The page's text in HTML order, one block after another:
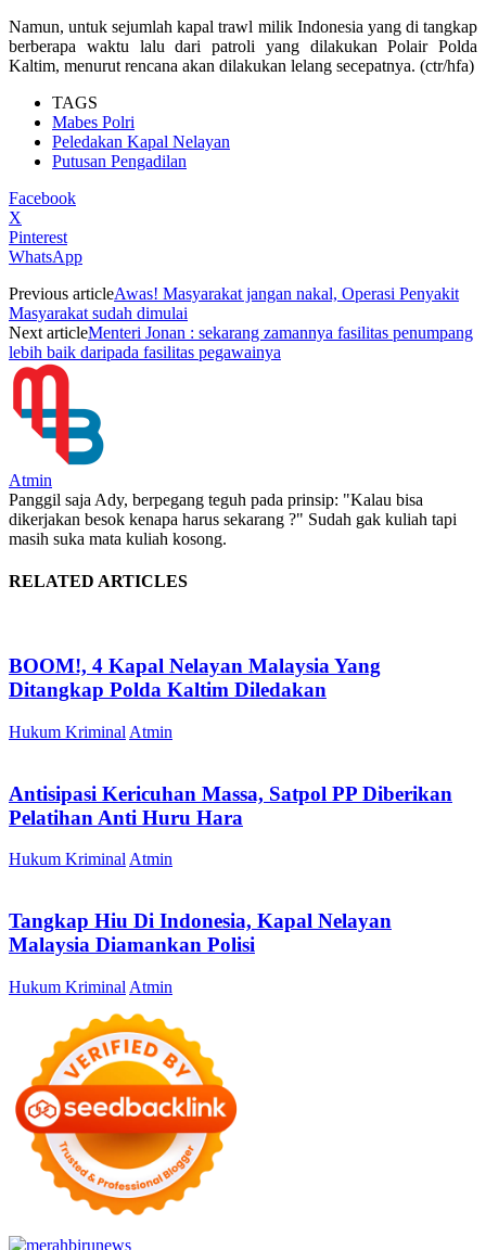
Namun, untuk sejumlah kapal trawl milik Indonesia yang di tangkap
berberapa waktu lalu dari patroli yang dilakukan Polair Polda
Kaltim, menurut rencana akan dilakukan lelang secepatnya. (ctr/hfa)
TAGS
Mabes Polri
Peledakan Kapal Nelayan
Putusan Pengadilan
Facebook
X
Pinterest
WhatsApp
Previous articleAwas! Masyarakat jangan nakal, Operasi Penyakit
Masyarakat sudah dimulai
Next articleMenteri Jonan : sekarang zamannya fasilitas penumpang
lebih baik daripada fasilitas pegawainya
Atmin
Panggil saja Ady, berpegang teguh pada prinsip: "Kalau bisa
dikerjakan besok kenapa harus sekarang ?" Sudah gak kuliah tapi
masih suka mata kuliah kosong.
RELATED ARTICLES
BOOM!, 4 Kapal Nelayan Malaysia Yang
Ditangkap Polda Kaltim Diledakan
Hukum Kriminal Atmin
Antisipasi Kericuhan Massa, Satpol PP Diberikan
Pelatihan Anti Huru Hara
Hukum Kriminal Atmin
Tangkap Hiu Di Indonesia, Kapal Nelayan
Malaysia Diamankan Polisi
Hukum Kriminal Atmin